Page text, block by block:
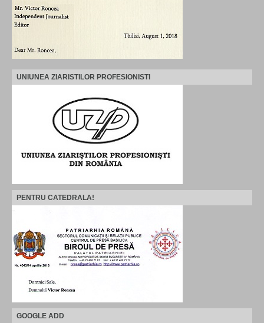
UNIUNEA ZIARISTILOR PROFESIONISTI
PENTRU CATEDRALA!
GOOGLE ADD